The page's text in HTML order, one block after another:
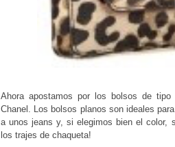
Ahora apostamos por los bolsos de
Chanel. Los bolsos planos son ideales
a unos jeans y, si elegimos bien el color,
los trajes de chaqueta!